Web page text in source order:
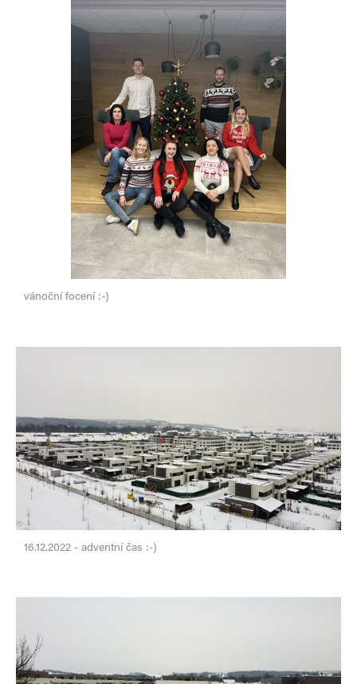
vánoční focení :-)
16.12.2022 - adventní čas :-)